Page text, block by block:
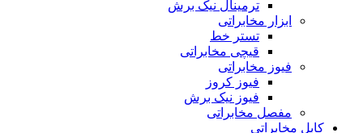
ترمینال نیک برش
ابزار مخابراتی
تستر خط
قیچی مخابراتی
فیوز مخابراتی
فیوز کروز
فیوز نیک برش
مفصل مخابراتی
کابل مخابراتی